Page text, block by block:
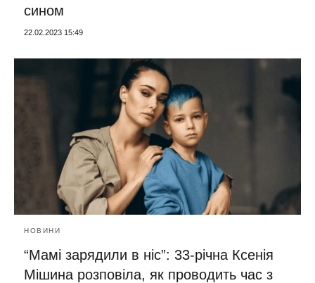
сином
22.02.2023 15:49
НОВИНИ
“Мамі зарядили в ніс”: 33-річна Ксенія
Мішина розповіла, як проводить час з